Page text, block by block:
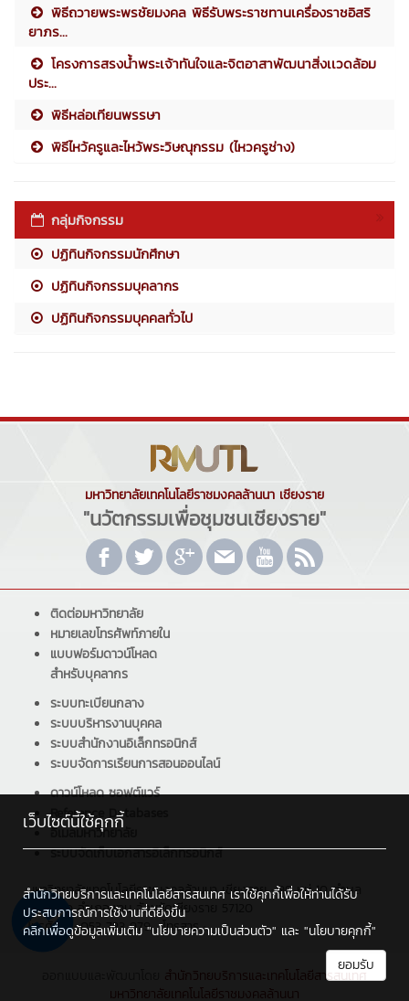
พิธีถวายพระพรชัยมงคล พิธีรับพระราชทานเครื่องราชอิสริ
ยาภร...
โครงการสรงน้ำพระเจ้าทันใจและจิตอาสาพัฒนาสิ่งเเวดล้อม
ประ...
พิธีหล่อเทียนพรรษา
พิธีไหว้ครูและไหว้พระวิษณุกรรม (ไหวครูช่าง)
กลุ่มกิจกรรม
ปฏิทินกิจกรรมนักศึกษา
ปฏิทินกิจกรรมบุคลากร
ปฏิทินกิจกรรมบุคคลทั่วไป
มหาวิทยาลัยเทคโนโลยีราชมงคลล้านนา เชียงราย
"นวัตกรรมเพื่อชุมชนเชียงราย"
ติดต่อมหาวิทยาลัย
หมายเลขโทรศัพท์ภายใน
แบบฟอร์มดาวน์โหลด
สำหรับบุคลากร
ระบบทะเบียนกลาง
ระบบบริหารงานบุคคล
ระบบสำนักงานอิเล็กทรอนิกส์
ระบบจัดการเรียนการสอนออนไลน์
ดาวน์โหลด ซอฟต์แวร์
Reference Databases
อีเมลมหาวิทยาลัย
ระบบจัดเก็บเอกสารอิเล็กทรอนิกส์
มหาวิทยาลัยเทคโนโลยีราชมงคลล้านนา เชียงราย : 99 หมู่ 10 ตำบล
ทรายขาว อำเภอพาน จังหวัดเชียงราย 57120
โทรศัพท์ : 053 723 979 , โทรสาร :
เว็บไซต์นี้ใช้คุกกี้
สำนักวิทยบริการและเทคโนโลยีสารสนเทศ เราใช้คุกกี้เพื่อให้ท่านได้รับ
ประสบการณ์การใช้งานที่ดียิ่งขึ้น
คลิกเพื่อดูข้อมูลเพิ่มเติม "นโยบายความเป็นส่วนตัว" และ "นโยบายคุกกี้"
ยอมรับ
สำนักวิทยบริการและเทคโนโลยีสารสนเทศ
มหาวิทยาลัยเทคโนโลยีราชมงคลล้านนา